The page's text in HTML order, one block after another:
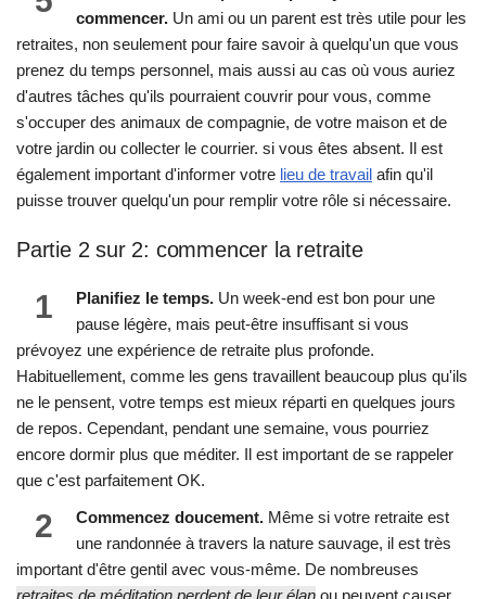
commencer. Un ami ou un parent est très utile pour les
retraites, non seulement pour faire savoir à quelqu'un que vous
prenez du temps personnel, mais aussi au cas où vous auriez
d'autres tâches qu'ils pourraient couvrir pour vous, comme
s'occuper des animaux de compagnie, de votre maison et de
votre jardin ou collecter le courrier. si vous êtes absent. Il est
également important d'informer votre lieu de travail afin qu'il
puisse trouver quelqu'un pour remplir votre rôle si nécessaire.
Partie 2 sur 2: commencer la retraite
1 Planifiez le temps. Un week-end est bon pour une
pause légère, mais peut-être insuffisant si vous
prévoyez une expérience de retraite plus profonde.
Habituellement, comme les gens travaillent beaucoup plus qu'ils
ne le pensent, votre temps est mieux réparti en quelques jours
de repos. Cependant, pendant une semaine, vous pourriez
encore dormir plus que méditer. Il est important de se rappeler
que c'est parfaitement OK.
2 Commencez doucement. Même si votre retraite est
une randonnée à travers la nature sauvage, il est très
important d'être gentil avec vous-même. De nombreuses
retraites de méditation perdent de leur élan ou peuvent causer